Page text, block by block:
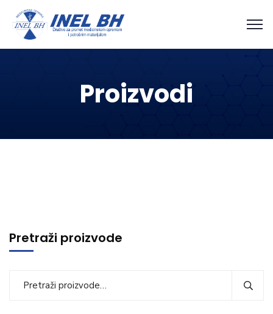
Proizvodi
Pretraži proizvode